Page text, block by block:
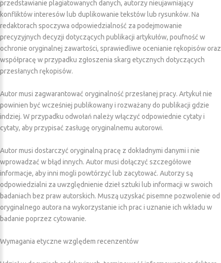
przedstawianie plagiatowanych danych, autorzy nieujawniający
konfliktów interesów lub duplikowanie tekstów lub rysunków. Na
redaktorach spoczywa odpowiedzialność za podejmowanie
precyzyjnych decyzji dotyczących publikacji artykułów, poufność w
ochronie oryginalnej zawartości, sprawiedliwe ocenianie rękopisów oraz
współpracę w przypadku zgłoszenia skarg etycznych dotyczących
przesłanych rękopisów.
Autor musi zagwarantować oryginalność przesłanej pracy. Artykuł nie
powinien być wcześniej publikowany i rozważany do publikacji gdzie
indziej. W przypadku odwołań należy włączyć odpowiednie cytaty i
cytaty, aby przypisać zasługę oryginalnemu autorowi.
Autor musi dostarczyć oryginalną pracę z dokładnymi danymi i nie
wprowadzać w błąd innych. Autor musi dołączyć szczegółowe
informacje, aby inni mogli powtórzyć lub zacytować. Autorzy są
odpowiedzialni za uwzględnienie dzieł sztuki lub informacji w swoich
badaniach bez praw autorskich. Muszą uzyskać pisemne pozwolenie od
oryginalnego autora na wykorzystanie ich prac i uznanie ich wkładu w
badanie poprzez cytowanie.
Wymagania etyczne względem recenzentów